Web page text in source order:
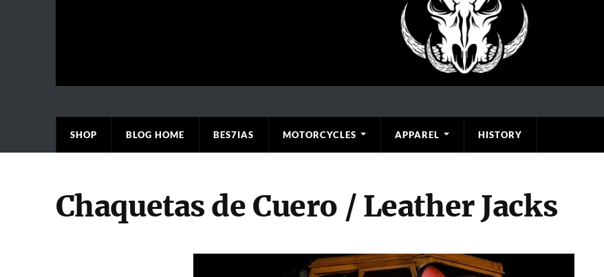
SHOP BLOG HOME BES7IAS MOTORCYCLES APPAREL HISTORY
Chaquetas de Cuero / Leather Jacks